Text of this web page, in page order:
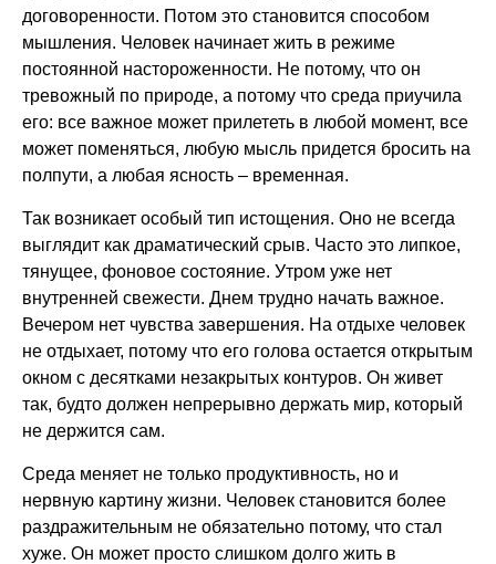
договоренности. Потом это становится способом
мышления. Человек начинает жить в режиме
постоянной настороженности. Не потому, что он
тревожный по природе, а потому что среда приучила
его: все важное может прилететь в любой момент, все
может поменяться, любую мысль придется бросить на
полпути, а любая ясность – временная.
Так возникает особый тип истощения. Оно не всегда
выглядит как драматический срыв. Часто это липкое,
тянущее, фоновое состояние. Утром уже нет
внутренней свежести. Днем трудно начать важное.
Вечером нет чувства завершения. На отдыхе человек
не отдыхает, потому что его голова остается открытым
окном с десятками незакрытых контуров. Он живет
так, будто должен непрерывно держать мир, который
не держится сам.
Среда меняет не только продуктивность, но и
нервную картину жизни. Человек становится более
раздражительным не обязательно потому, что стал
хуже. Он может просто слишком долго жить в